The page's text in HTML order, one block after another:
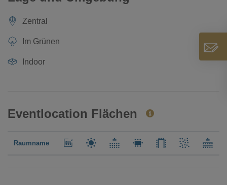
Zentral
Im Grünen
Indoor
Eventlocation Flächen
Raumname